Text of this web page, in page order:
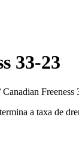
33-23
Canadian Freeness
a taxa de